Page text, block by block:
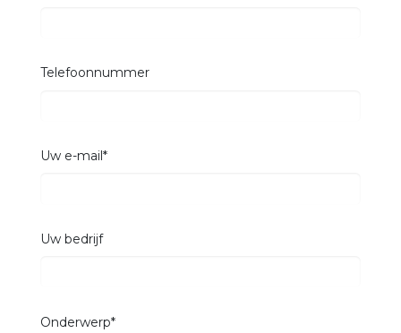
Telefoonnummer
Uw e-mail*
Uw bedrijf
Onderwerp*